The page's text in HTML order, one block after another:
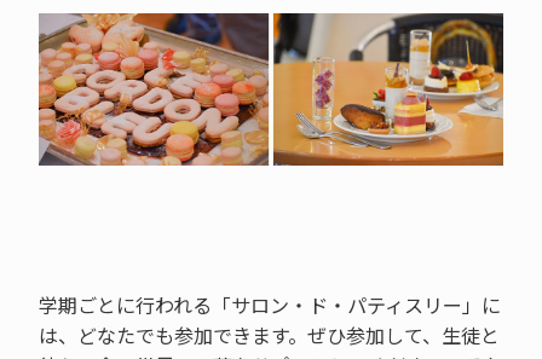
学期ごとに行われる「サロン・ド・パティスリー」に
は、どなたでも参加できます。ぜひ参加して、生徒と